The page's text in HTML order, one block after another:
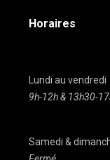
Horaires
Lundi au vendredi
9h-12h & 13h30-
Samedi &